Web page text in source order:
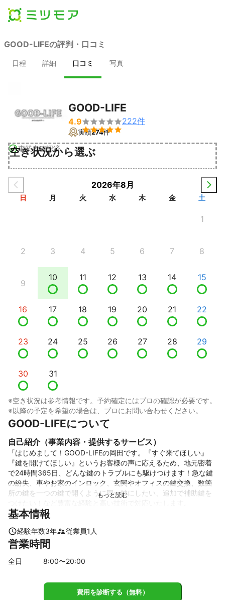
GOOD-LIFEの評判・口コミ
日程 詳細 口コミ 写真
事業者確認済
GOOD-LIFE
4.9

222件
実績274件
空き状況から選ぶ
2026年8月
日 月 火 水 木 金 土
1
2 3 4 5 6 7 8
9
10 11 12 13 14 15
16 17 18 19 20 21 22
23 24 25 26 27 28 29
30 31
※空き状況は参考情報です。予約確定にはプロの確認が必要です。
※以降の予定を希望の場合は、プロにお問い合わせください。
GOOD-LIFEについて
自己紹介（事業内容・提供するサービス）
「はじめまして！GOOD-LIFEの岡田です。『すぐ来てほしい』
『鍵を開けてほしい』というお客様の声に応えるため、地元密着
で24時間365日、どんな鍵のトラブルにも駆けつけます！急な鍵
の紛失、車やお家のインロック、玄関やオフィスの鍵交換、数箇
所の鍵を一つの鍵で開くように同一鍵にしたい、追加で補助鍵を
づいたアドバイスとご提案も可能です。『安心』と『信頼』をお
届けする鍵のプロフェッショナルとして、お客様が安心できる生
これまでの実績
お客様にご満足いただいています。」
「鍵開け、鍵交換、防犯対策など、多岐にわたる案件に対応し、
基本情報
経験年数3年 従業員1 人
営業時間
全日 8:00〜20:00
費用を診断する（無料）